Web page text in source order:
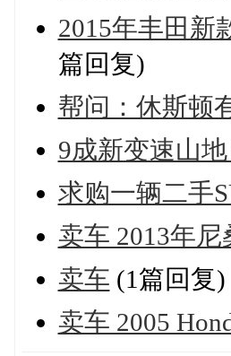
2015年丰田新
篇回复)
帮问：休斯顿
9成新变速山
求购一辆二手
卖车 2013年
卖车 (1篇回复)
卖车 2005